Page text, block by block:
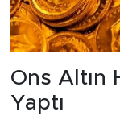
Ons Altın
Yaptı